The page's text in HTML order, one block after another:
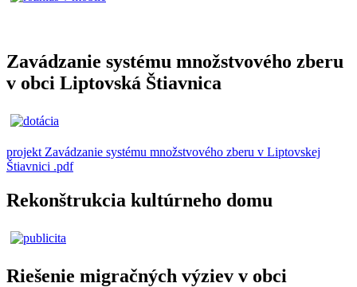
Zavádzanie systému množstvového zberu
v obci Liptovská Štiavnica
projekt Zavádzanie systému množstvového zberu v Liptovskej
Štiavnici .pdf
Rekonštrukcia kultúrneho domu
Riešenie migračných výziev v obci